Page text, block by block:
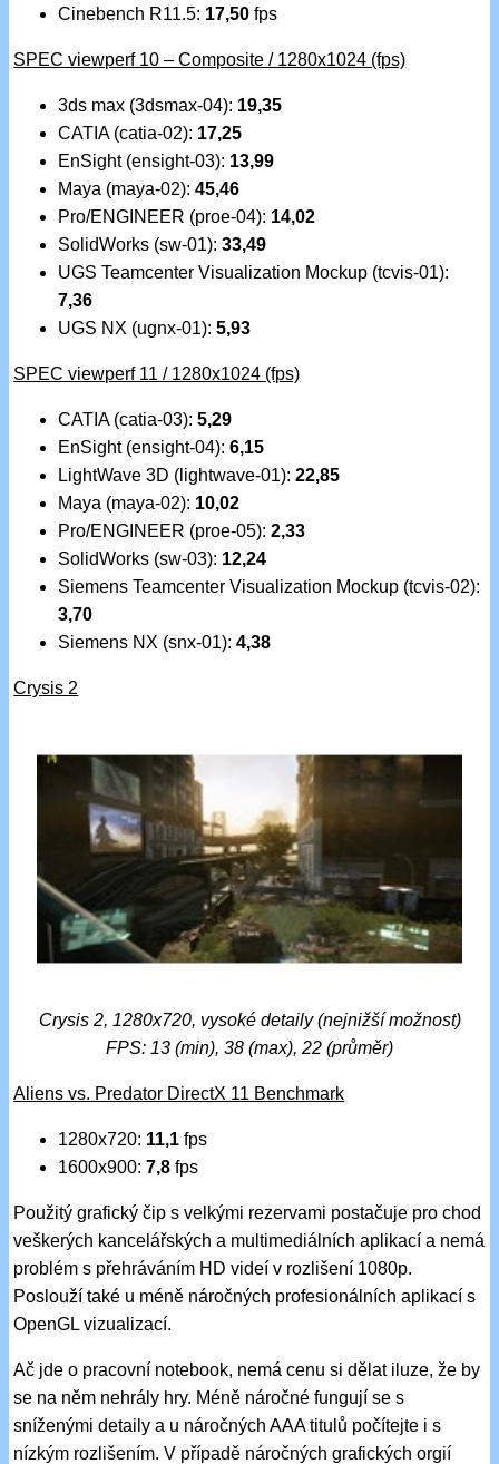
Cinebench R11.5: 17,50 fps
SPEC viewperf 10 – Composite / 1280x1024 (fps)
3ds max (3dsmax-04): 19,35
CATIA (catia-02): 17,25
EnSight (ensight-03): 13,99
Maya (maya-02):45,46
Pro/ENGINEER (proe-04): 14,02
SolidWorks (sw-01):33,49
UGS Teamcenter Visualization Mockup (tcvis-01):
7,36
UGS NX (ugnx-01):5,93
SPEC viewperf 11 / 1280x1024 (fps)
CATIA (catia-03):5,29
EnSight (ensight-04):6,15
LightWave 3D (lightwave-01):22,85
Maya (maya-02): 10,02
Pro/ENGINEER (proe-05):2,33
SolidWorks (sw-03): 12,24
Siemens Teamcenter Visualization Mockup (tcvis-02):
3,70
Siemens NX (snx-01):4,38
Crysis 2
Crysis 2, 1280x720, vysoké detaily (nejnižší možnost)
FPS: 13 (min), 38 (max), 22 (průměr)
Aliens vs. Predator DirectX 11 Benchmark
1280x720: 11,1 fps
1600x900:7,8 fps
Použitý grafický čip s velkými rezervami postačuje pro chod
veškerých kancelářských a multimediálních aplikací a nemá
problém s přehráváním HD videí v rozlišení 1080p.
Poslouží také u méně náročných profesionálních aplikací s
OpenGL vizualizací.
Ač jde o pracovní notebook, nemá cenu si dělat iluze, že by
se na něm nehrály hry. Méně náročné fungují se s
sníženými detaily a u náročných AAA titulů počítejte i s
nízkým rozlišením. V případě náročných grafických orgií